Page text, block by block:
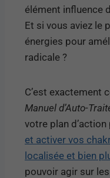
élément influence
Et si vous aviez le
énergies pour
radicale ?
C’est exactement
Manuel d’Auto-
votre plan
et activer vos
localisée et bien
pouvoir agir sur